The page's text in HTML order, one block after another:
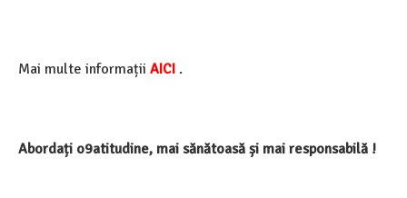
Mai multe informații AICI .
Abordați o9atitudine, mai sănătoasă și mai responsabilă !